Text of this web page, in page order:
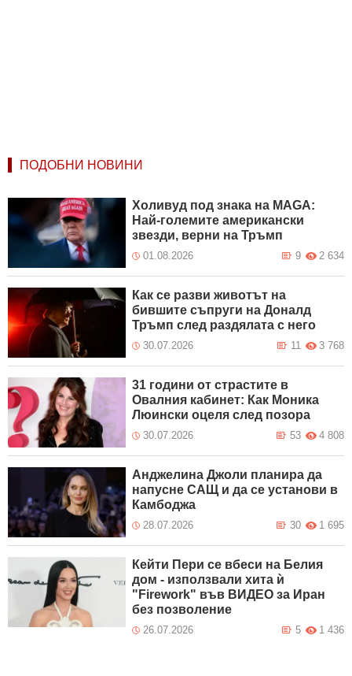
ПОДОБНИ НОВИНИ
Холивуд под знака на MAGA:
Най-големите американски
звезди, верни на Тръмп
01.08.2026 2 634
9
Как се разви животът на
бившите съпруги на Доналд
Тръмп след раздялата с него
30.07.2026 3 768
11
31 години от страстите в
Овалния кабинет: Как Моника
Люински оцеля след позора
30.07.2026 4 808
53
Анджелина Джоли планира да
напусне САЩ и да се установи в
Камбоджа
28.07.2026 1 695
30
Кейти Пери се вбеси на Белия
дом - използвали хита ѝ
"Firework" във ВИДЕО за Иран
без позволение
26.07.2026 1 436
5